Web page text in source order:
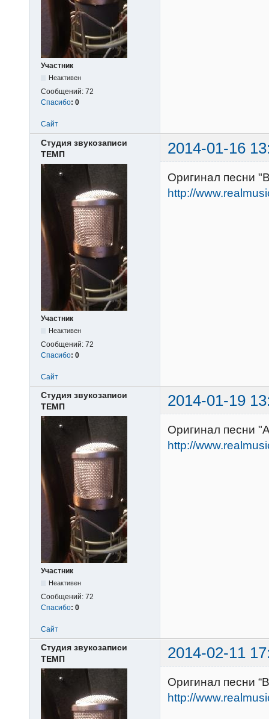
Участник
Неактивен
Сообщений: 72
Спасибо: 0
Сайт
Студия звукозаписи
ТЕМП
2014-01-16
Участник
Неактивен
Сообщений: 72
Спасибо: 0
Оригинал песни
http://
Сайт
Студия звукозаписи
ТЕМП
2014-01-19
Участник
Неактивен
Сообщений: 72
Спасибо: 0
Оригинал песни
http://
Сайт
Студия звукозаписи
ТЕМП
2014-02-11
Оригинал песни
http://